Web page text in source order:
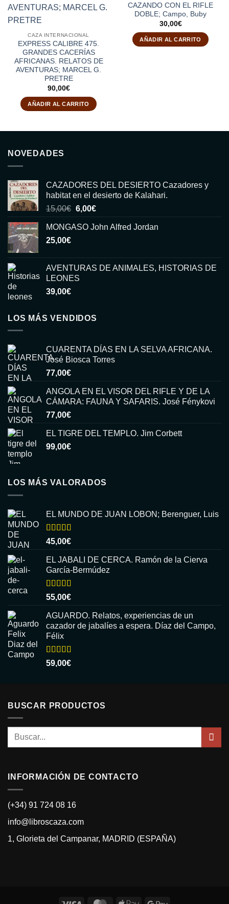
CAZA INTERNACIONAL
EXPRESS CALIBRE 475.
GRANDES CACERÍAS
AFRICANAS. RELATOS DE
AVENTURAS; MARCEL G.
PRETRE
90,00€
AÑADIR AL CARRITO
CAZANDO CON EL RIFLE
DOBLE; Campo, Buby
30,00€
AÑADIR AL CARRITO
NOVEDADES
CAZADORES DEL DESIERTO Cazadores y
habitat en el desierto de Kalahari.
15,00€ El
original
6,00€El
actual
MONGASO John Alfred Jordan
25,00€
AVENTURAS DE ANIMALES, HISTORIAS DE
LEONES
39,00€
LOS MÁS VENDIDOS
CUARENTA DÍAS EN LA SELVA AFRICANA.
José Biosca Torres
77,00€
ANGOLA EN EL VISOR DEL RIFLE Y DE LA
CÁMARA: FAUNA Y SAFARIS. José Fénykovi
77,00€
EL TIGRE DEL TEMPLO. Jim Corbett
99,00€
LOS MÁS VALORADOS
EL MUNDO DE JUAN LOBON; Berenguer, Luis
Valorado
con
5
45,00€
EL JABALI DE CERCA. Ramón de la Cierva
García-Bermúdez
Valorado
con
5
55,00€
AGUARDO. Relatos, experiencias de un
cazador de jabalíes a espera. Díaz del Campo,
Félix
Valorado
con
59,00€
BUSCAR PRODUCTOS
Buscar
INFORMACIÓN DE CONTACTO
(+34) 91 724 08 16
info@libroscaza.com
1, Glorieta del Campanar, MADRID (ESPAÑA)